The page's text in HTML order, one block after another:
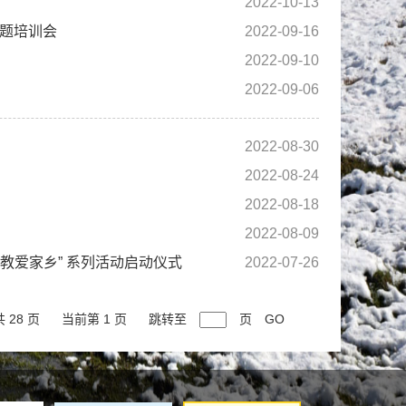
培训会
2022-09-16
2022-09-10
2022-09-06
2022-08-30
2022-08-24
2022-08-18
2022-08-09
爱家乡” 系列活动启动仪式
2022-07-26
28 页 当前第 1 页 跳转至 页 GO